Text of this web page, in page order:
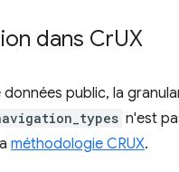
dans CrUX
public, la
n'est
méthodologie CRUX.